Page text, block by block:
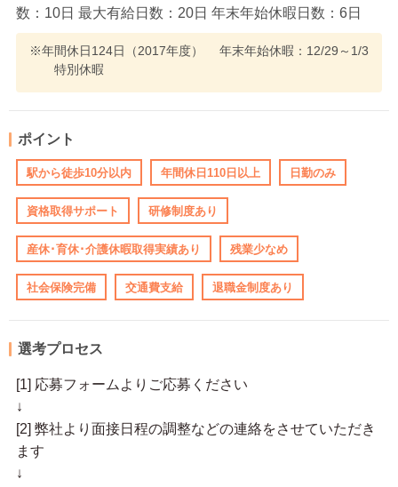
数：10日 最大有給日数：20日 年末年始休暇日数：6日
※年間休日124日（2017年度） 年末年始休暇：12/29～1/3
特別休暇
ポイント
駅から徒歩10分以内 年間休日110日以上 日勤のみ
資格取得サポート 研修制度あり
産休･育休･介護休暇取得実績あり 残業少なめ
社会保険完備 交通費支給 退職金制度あり
選考プロセス
[1] 応募フォームよりご応募ください
↓
[2] 弊社より面接日程の調整などの連絡をさせていただき
ます
↓